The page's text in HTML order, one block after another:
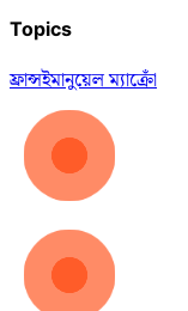
Topics
ফ্রান্সইমানুয়েল ম্যাক্রোঁ